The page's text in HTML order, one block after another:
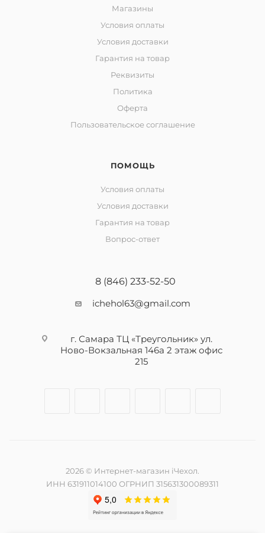
Магазины
Условия оплаты
Условия доставки
Гарантия на товар
Реквизиты
Политика
Оферта
Пользовательское соглашение
ПОМОЩЬ
Условия оплаты
Условия доставки
Гарантия на товар
Вопрос-ответ
8 (846) 233-52-50
ichehol63@gmail.com
г. Самара ТЦ «Треугольник» ул.
Ново-Вокзальная 146а 2 этаж офис
215
2026 © Интернет-магазин iЧехол.
ИНН 631911014100 ОГРНИП 315631300089311